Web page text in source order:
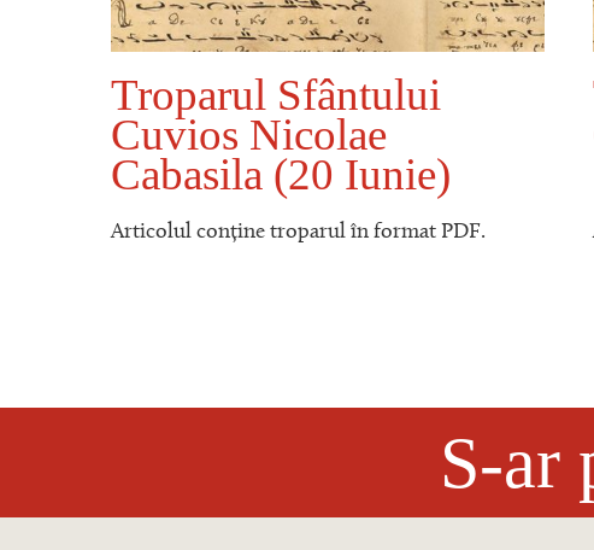
Troparul Sfântului
Cuvios Nicolae
Cabasila (20 Iunie)
Articolul conține troparul în format PDF.
S-ar